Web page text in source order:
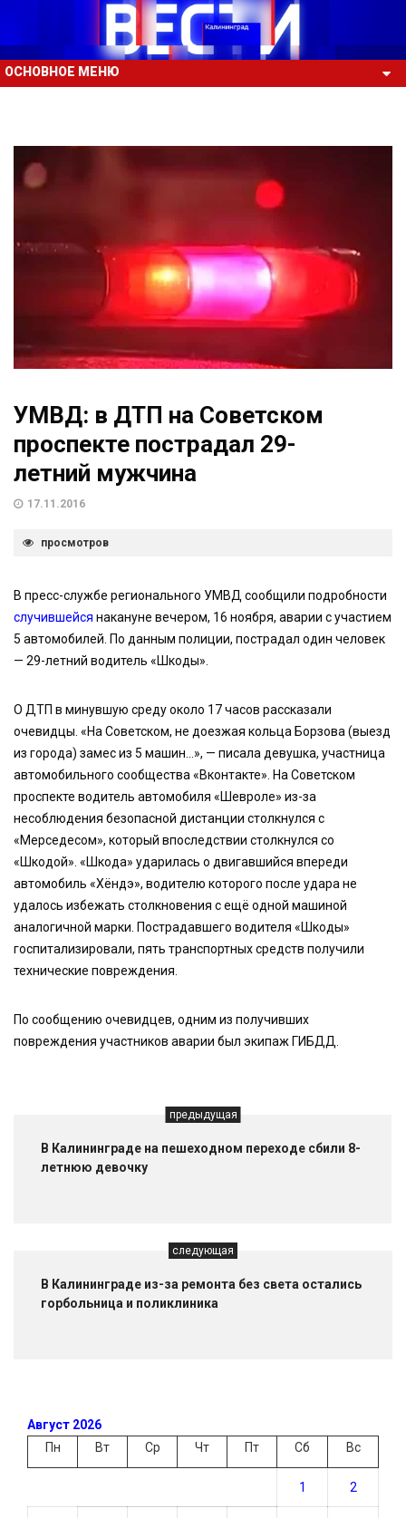
ОСНОВНОЕ МЕНЮ
УМВД: в ДТП на Советском
проспекте пострадал 29-
летний мужчина
17.11.2016
просмотров
В пресс-службе регионального УМВД сообщили подробности
случившейся накануне вечером, 16 ноября, аварии с участием
5 автомобилей. По данным полиции, пострадал один человек
— 29-летний водитель «Шкоды».
О ДТП в минувшую среду около 17 часов рассказали
очевидцы. «На Советском, не доезжая кольца Борзова (выезд
из города) замес из 5 машин…», — писала девушка, участница
автомобильного сообщества «Вконтакте». На Советском
проспекте водитель автомобиля «Шевроле» из-за
несоблюдения безопасной дистанции столкнулся с
«Мерседесом», который впоследствии столкнулся со
«Шкодой». «Шкода» ударилась о двигавшийся впереди
автомобиль «Хёндэ», водителю которого после удара не
удалось избежать столкновения с ещё одной машиной
аналогичной марки. Пострадавшего водителя «Шкоды»
госпитализировали, пять транспортных средств получили
технические повреждения.
По сообщению очевидцев, одним из получивших
повреждения участников аварии был экипаж ГИБДД.
предыдущая
В Калининграде на пешеходном переходе сбили 8-
летнюю девочку
следующая
В Калининграде из-за ремонта без света остались
горбольница и поликлиника
Август 2026
Пн
Вт Ср Чт Пт Сб Вс
1 2